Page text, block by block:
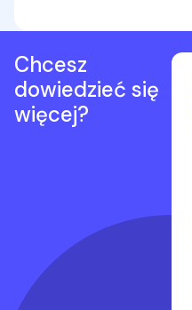
Chcesz
dowiedzieć się
więcej?